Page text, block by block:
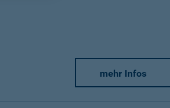
mehr Infos